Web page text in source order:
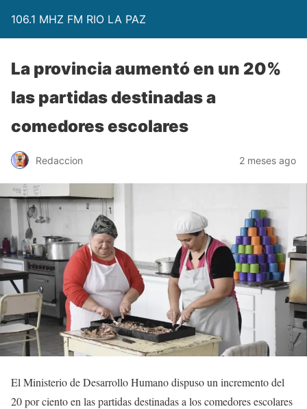
106.1 MHZ FM RIO LA PAZ
La provincia aumentó en un 20%
las partidas destinadas a
comedores escolares
Redaccion 2 meses ago
El Ministerio de Desarrollo Humano dispuso un incremento del
20 por ciento en las partidas destinadas a los comedores escolares